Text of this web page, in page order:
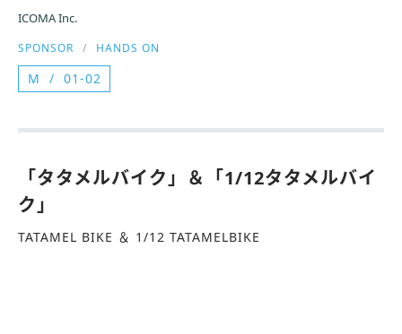
ICOMA Inc.
SPONSOR HANDS ON
M 01-02
「タタメルバイク」＆「1/12タタメルバイ
ク」
TATAMEL BIKE ＆ 1/12 TATAMELBIKE